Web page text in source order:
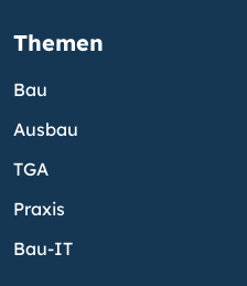
Themen
Bau
Ausbau
TGA
Praxis
Bau-IT